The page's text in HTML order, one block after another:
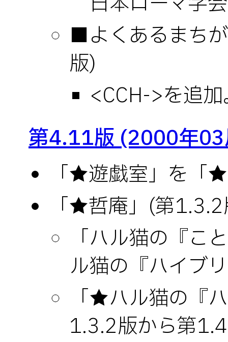
■よくあるまち
版)
<CCH->を追
第4.11版 (2000年
「★遊戯室」を「
「★哲庵」(第
「ハル猫の『
ル猫の『ハイブ
「★ハル猫の『
1.3.2版から第